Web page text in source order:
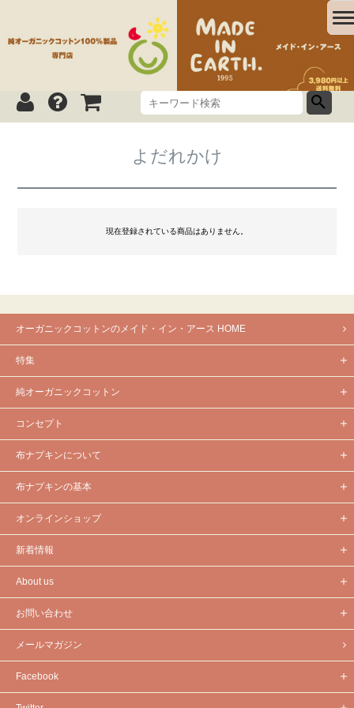
よだれかけ
現在登録されている商品はありません。
オーガニックコットンのメイド・イン・アース HOME
特集
純オーガニックコットン
コンセプト
布ナプキンについて
布ナプキンの基本
オンラインショップ
新着情報
About us
お問い合わせ
メールマガジン
Facebook